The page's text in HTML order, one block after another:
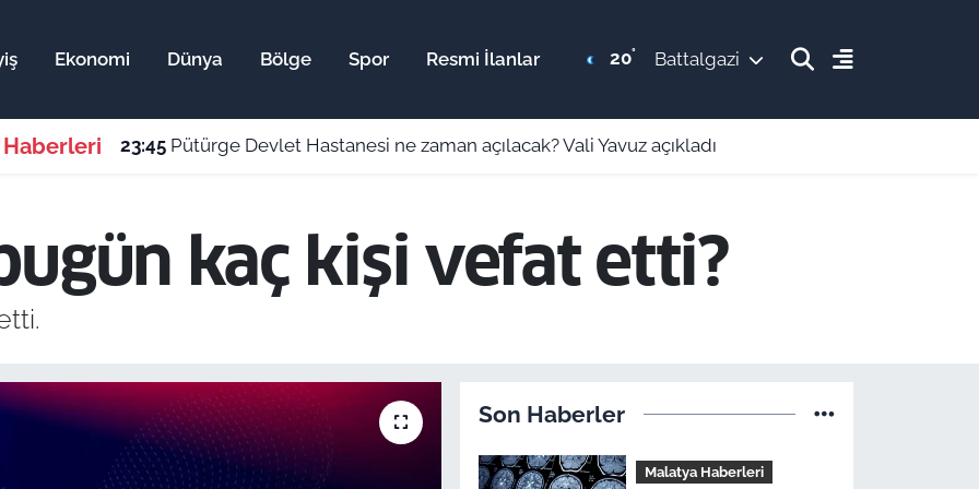
Ekonomi Dünya Bölge Spor Resmi İlanlar 20° Battalgazi
Haberleri 23:45 Pütürge Devlet Hastanesi ne zaman açılacak? Vali Yavuz açıkladı
kaç kişi vefat etti?
Son Haberler
Malatya Haberleri